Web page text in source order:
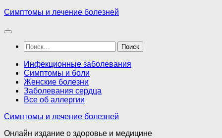
Перейти
содержимому
Симптомы и лечение болезней
Найти:
Инфекционные заболевания
Симптомы и боли
Женские болезни
Заболевания сердца
Все об аллергии
Симптомы и лечение болезней
Онлайн издание о здоровье и медицине